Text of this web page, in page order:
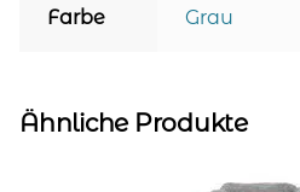
Farbe Grau
Ähnliche Produkte